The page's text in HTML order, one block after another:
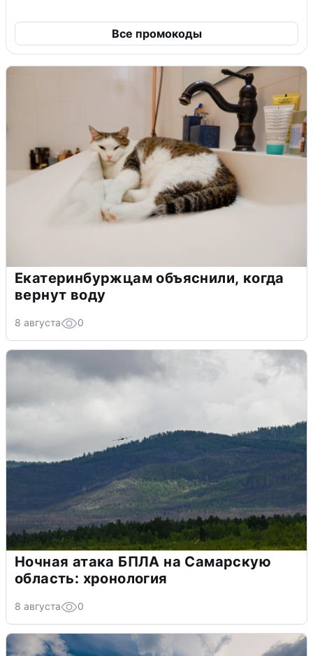
Все промокоды
Екатеринбуржцам объяснили, когда
вернут воду
8 августа 0
Ночная атака БПЛА на Самарскую
область: хронология
8 августа 0